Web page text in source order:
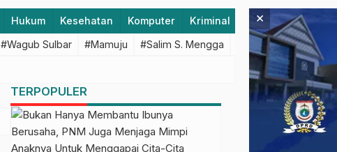
Hukum Kesehatan Komputer Kriminal Lifestyle
#Wagub Sulbar #Mamuju #Salim S. Mengga #featured #Polda
TERPOPULER
×